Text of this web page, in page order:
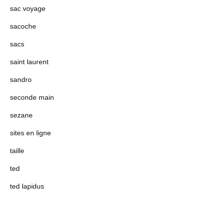
sac voyage
sacoche
sacs
saint laurent
sandro
seconde main
sezane
sites en ligne
taille
ted
ted lapidus